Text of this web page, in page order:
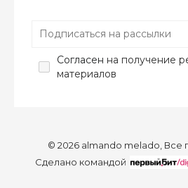
Согласен на получение
материалов
© 2026 almando melado,
Сделано командой